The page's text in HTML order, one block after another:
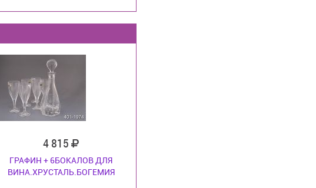
4 815
ГРАФИН + 6БОКАЛОВ ДЛЯ
ВИНА.ХРУСТАЛЬ.БОГЕМИЯ